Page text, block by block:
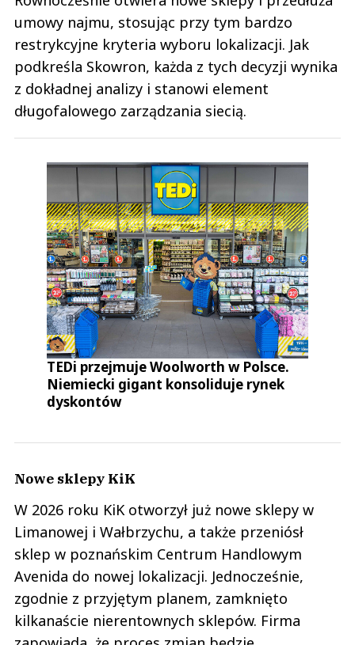
umowy najmu, stosując przy tym bardzo
restrykcyjne kryteria wyboru lokalizacji. Jak
podkreśla Skowron, każda z tych decyzji wynika
z dokładnej analizy i stanowi element
długofalowego zarządzania siecią.
TEDi przejmuje Woolworth w Polsce.
Niemiecki gigant konsoliduje rynek
dyskontów
Nowe sklepy KiK
W 2026 roku KiK otworzył już nowe sklepy w
Limanowej i Wałbrzychu, a także przeniósł
sklep w poznańskim Centrum Handlowym
Avenida do nowej lokalizacji. Jednocześnie,
zgodnie z przyjętym planem, zamknięto
kilkanaście nierentownych sklepów. Firma